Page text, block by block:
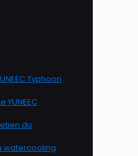
Typhoon
YUNEEC
du
watercooling